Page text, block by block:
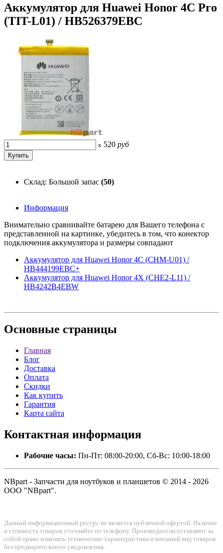
Аккумулятор для Huawei Honor 4C Pro
(TIT-L01) / HB526379EBC
x 520 руб
Склад: Большой запас (50)
Информация
Внимательно сравнивайте батарею для Вашего телефона с
представленной на картинке, убедитесь в том, что конектор
подключения аккумулятора и размеры совпадают
Аккумулятор для Huawei Honor 4C (CHM-U01) /
HB444199EBC+
Аккумулятор для Huawei Honor 4X (CHE2-L11) /
HB4242B4EBW
Основные страницы
Главная
Блог
Доставка
Оплата
Скидки
Как купить
Гарантия
Карта сайта
Контактная информация
Рабочие часы: Пн-Пт: 08:00-20:00, Сб-Вс: 10:00-18:00
NBpart - Запчасти для ноутбуков и планшетов © 2014 - 2026
ООО "NBpart".
Данный информационный ресурс не является публичной офертой. Наличие
и стоимость товаров уточняйте по телефону. Производители оставляют за
собой право изменять технические характеристики и внешний вид товаров
без предварительного уведомления.